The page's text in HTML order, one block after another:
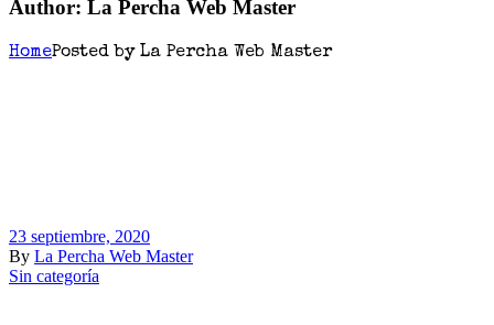
Author: La Percha Web Master
HomePosted by La Percha Web Master
23 septiembre, 2020
By La Percha Web Master
Sin categoría